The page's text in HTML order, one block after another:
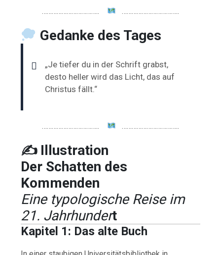
…………………………….. ……………………………..
Gedanke des Tages
„Je tiefer du in der Schrift grabst,
desto heller wird das Licht, das auf
Christus fällt.“
…………………………….. ……………………………..
✍️ Illustration
Der Schatten des
Kommenden
Eine typologische Reise im
21. Jahrhundert
Kapitel 1: Das alte Buch